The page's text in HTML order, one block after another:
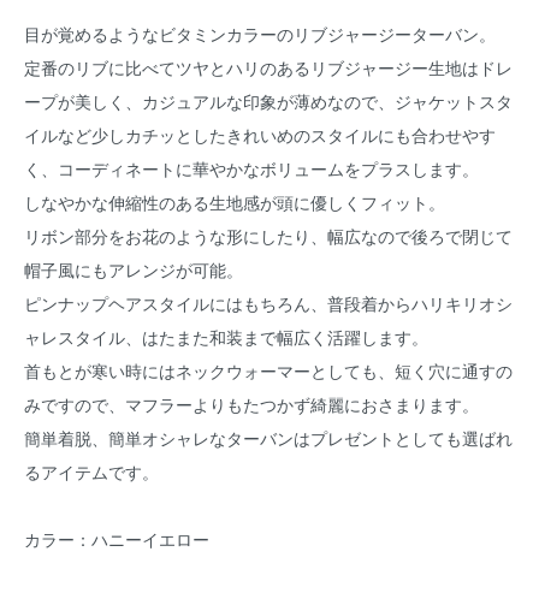
目が覚めるようなビタミンカラーのリブジャージーターバン。
定番のリブに比べてツヤとハリのあるリブジャージー生地はドレ
ープが美しく、カジュアルな印象が薄めなので、ジャケットスタ
イルなど少しカチッとしたきれいめのスタイルにも合わせやす
く、コーディネートに華やかなボリュームをプラスします。
しなやかな伸縮性のある生地感が頭に優しくフィット。
リボン部分をお花のような形にしたり、幅広なので後ろで閉じて
帽子風にもアレンジが可能。
ピンナップヘアスタイルにはもちろん、普段着からハリキリオシ
ャレスタイル、はたまた和装まで幅広く活躍します。
首もとが寒い時にはネックウォーマーとしても、短く穴に通すの
みですので、マフラーよりもたつかず綺麗におさまります。
簡単着脱、簡単オシャレなターバンはプレゼントとしても選ばれ
るアイテムです。
カラー：ハニーイエロー